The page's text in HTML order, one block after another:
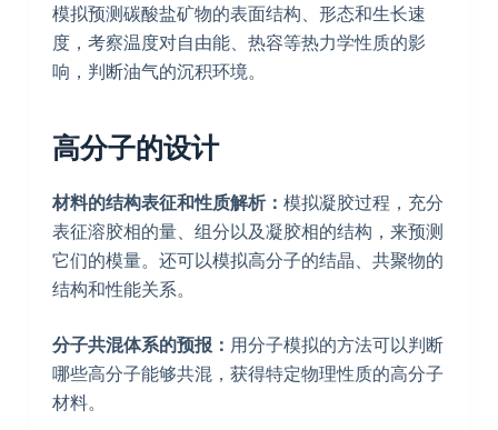
模拟预测碳酸盐矿物的表面结构、形态和生长速
度，考察温度对自由能、热容等热力学性质的影
响，判断油气的沉积环境。
高分子的设计
材料的结构表征和性质解析： 模拟凝胶过程，充分
表征溶胶相的量、组分以及凝胶相的结构，来预测
它们的模量。还可以模拟高分子的结晶、共聚物的
结构和性能关系。
分子共混体系的预报： 用分子模拟的方法可以判断
哪些高分子能够共混，获得特定物理性质的高分子
材料。